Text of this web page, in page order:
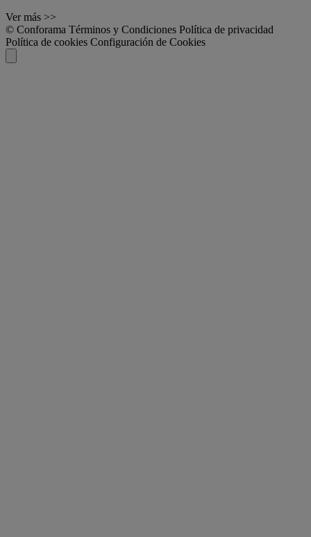
Ver más >>
© Conforama Términos y Condiciones Política de privacidad
Política de cookies Configuración de Cookies